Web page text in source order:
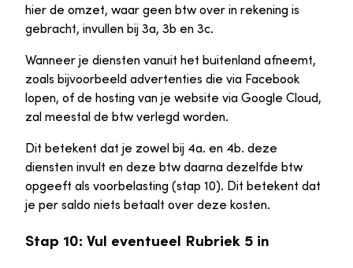
hier de omzet, waar geen btw over in rekening is
gebracht, invullen bij 3a, 3b en 3c.
Wanneer je diensten vanuit het buitenland afneemt,
zoals bijvoorbeeld advertenties die via Facebook
lopen, of de hosting van je website via Google Cloud,
zal meestal de btw verlegd worden.
Dit betekent dat je zowel bij 4a. en 4b. deze
diensten invult en deze btw daarna dezelfde btw
opgeeft als voorbelasting (stap 10). Dit betekent dat
je per saldo niets betaalt over deze kosten.
Stap 10: Vul eventueel Rubriek 5 in